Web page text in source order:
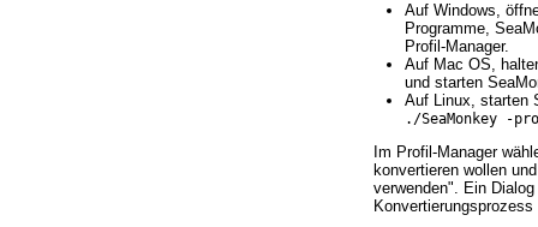
Auf Windows,
Programme,
Profil-Manager.
Auf Mac OS,
und starten
Auf Linux, starten
./SeaMonkey -
Im Profil-Manager
konvertieren wollen
verwenden . Ein
Konvertierungsprozess